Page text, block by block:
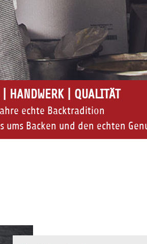
HANDWERK | QUALITÄT
echte Backtradition
ums Backen und den echten